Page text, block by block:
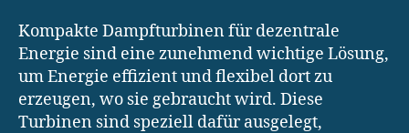
Kompakte Dampfturbinen für dezentrale
Energie sind eine zunehmend wichtige Lösung,
um Energie effizient und flexibel dort zu
erzeugen, wo sie gebraucht wird. Diese
Turbinen sind speziell dafür ausgelegt,